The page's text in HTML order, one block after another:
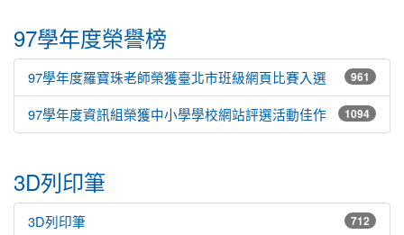
97學年度榮譽榜
961
97學年度羅寶珠老師榮獲臺北市班級網頁比賽入選
1094
97學年度資訊組榮獲中小學學校網站評選活動佳作
3D列印筆
712
3D列印筆